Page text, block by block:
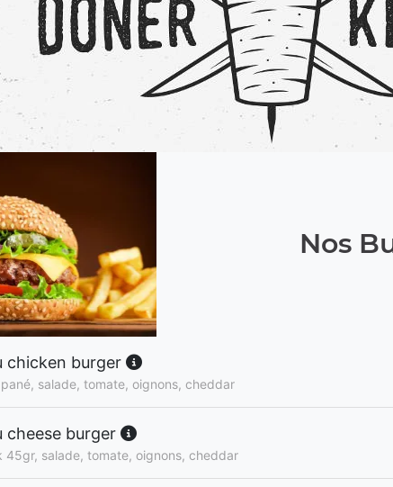
Nos
chicken burger
salade, tomate, oignons, cheddar
cheese burger
45gr, salade, tomate, oignons, cheddar